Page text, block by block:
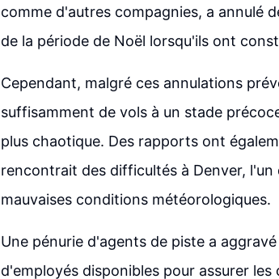
comme d'autres compagnies, a annulé
de la période de Noël lorsqu'ils ont
Cependant, malgré ces annulations
suffisamment de vols à un stade
plus chaotique. Des rapports ont
rencontrait des difficultés à Denver,
mauvaises conditions météorologiques.
Une pénurie d'agents de piste a
d'employés disponibles pour assurer